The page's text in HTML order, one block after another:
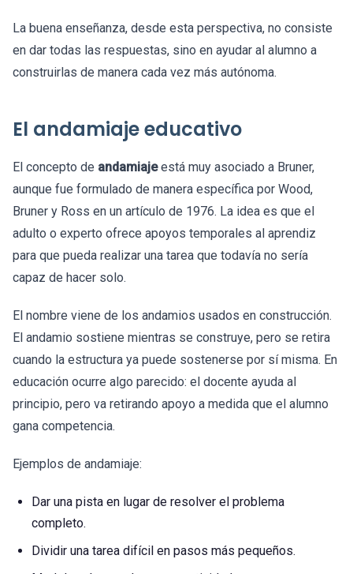
La buena enseñanza, desde esta perspectiva, no consiste
en dar todas las respuestas, sino en ayudar al alumno a
construirlas de manera cada vez más autónoma.
El andamiaje educativo
El concepto de andamiajeestá muy asociado a Bruner,
aunque fue formulado de manera específica por Wood,
Bruner y Ross en un artículo de 1976. La idea es que el
adulto o experto ofrece apoyos temporales al aprendiz
para que pueda realizar una tarea que todavía no sería
capaz de hacer solo.
El nombre viene de los andamios usados en construcción.
El andamio sostiene mientras se construye, pero se retira
cuando la estructura ya puede sostenerse por sí misma. En
educación ocurre algo parecido: el docente ayuda al
principio, pero va retirando apoyo a medida que el alumno
gana competencia.
Ejemplos de andamiaje:
Dar una pista en lugar de resolver el problema
completo.
Dividir una tarea difícil en pasos más pequeños.